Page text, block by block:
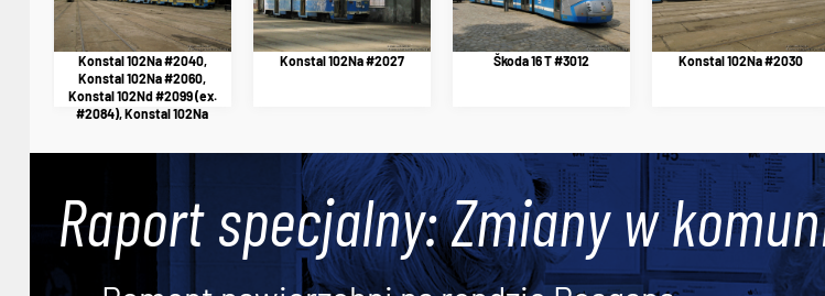
Konstal 102Na #2040,
Konstal 102Na #2060,
Konstal 102Nd #2099 (ex.
#2084), Konstal 102Na
Konstal 102N #2002 (ex.
Konstal 102Na #2027 Škoda 16 T #3012 Konstal 102Na #2030
Raport specjalny: Zmiany w